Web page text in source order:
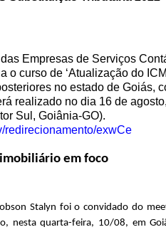
Empresas de Serviços
o curso de ‘Atualização do
no estado de Goiás,
realizado no dia 16 de
Sul, Goiânia-GO).
redirecionamento/exwCe
em foco
Stalyn foi o convidado do
nesta quarta-feira, 10/08, em